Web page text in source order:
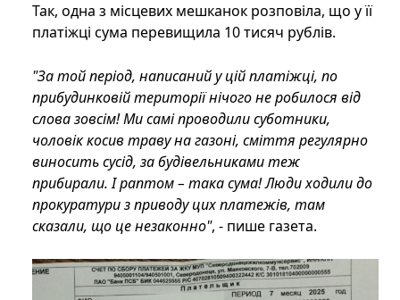
Так, одна з місцевих мешканок розповіла, що у її
платіжці сума перевищила 10 тисяч рублів.
"За той період, написаний у цій платіжці, по
прибудинковій території нічого не робилося від
слова зовсім! Ми ​​самі проводили суботники,
чоловік косив траву на газоні, сміття регулярно
виносить сусід, за будівельниками теж
прибирали. І раптом – така сума! Люди ходили до
прокуратури з приводу цих платежів, там
сказали, що це незаконно", - пише газета.